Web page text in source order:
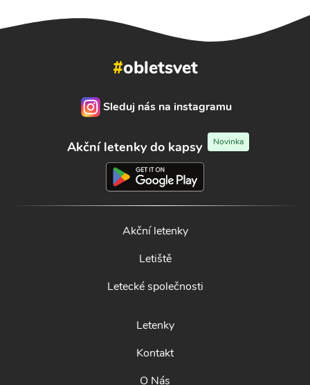
#obletsvet
Sleduj nás na instagramu
Akční letenky do kapsy Novinka
Akční letenky
Letiště
Letecké společnosti
Letenky
Kontakt
O Nás